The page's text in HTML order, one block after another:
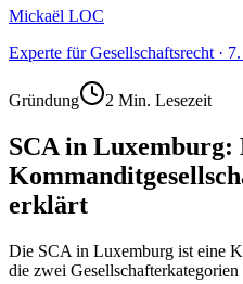
Mickaël LOC
Experte für Gesellschaftsrecht·
Gründung 2 Min. Lesezeit
SCA in Luxemburg:
erklärt
Die SCA in Luxemburg ist eine
die zwei